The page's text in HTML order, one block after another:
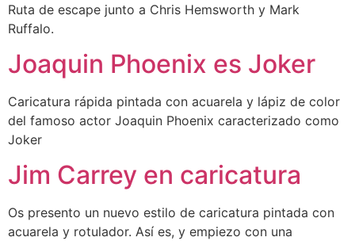
Ruta de escape junto a Chris Hemsworth y Mark
Ruffalo.
Joaquin Phoenix es Joker
Caricatura rápida pintada con acuarela y lápiz de color
del famoso actor Joaquin Phoenix caracterizado como
Joker
Jim Carrey en caricatura
Os presento un nuevo estilo de caricatura pintada con
acuarela y rotulador. Así es, y empiezo con una